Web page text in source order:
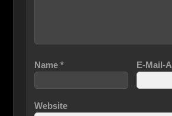
Name * E-Mail-
Website